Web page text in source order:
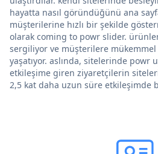
hayatta nasıl göründüğünü ana
müşterilerine hızlı bir şekilde
olarak coming to powr slider.
sergiliyor ve müşterilere
yaşatıyor. aslında, sitelerinde powr
etkileşime giren ziyaretçilerin
2,5 kat daha uzun süre etkileşimde